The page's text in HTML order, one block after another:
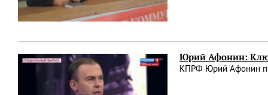
Юрий Афонин:
КПРФ Юрий Афонин